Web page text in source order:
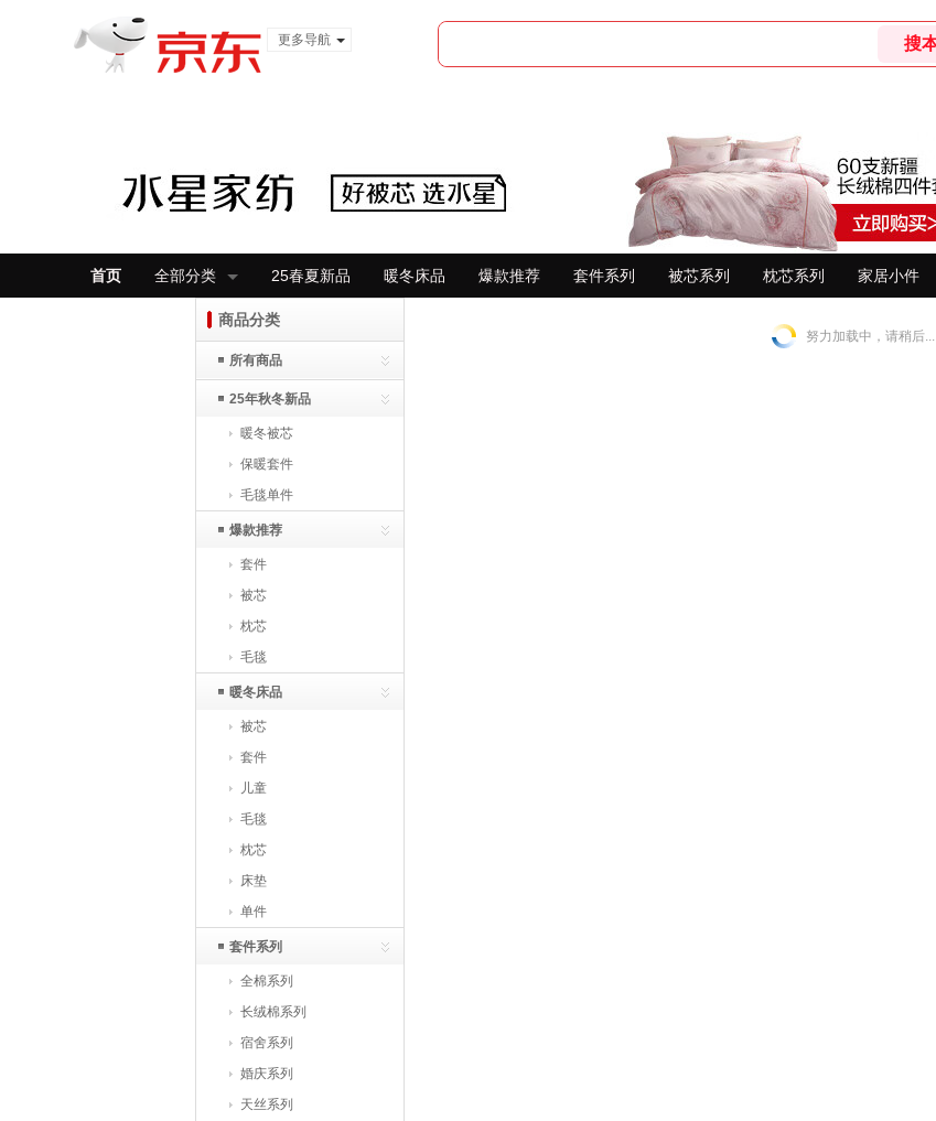
更多导航
首页 全部分类 25春夏新品 暖冬床品 爆款推荐 套件系列 被芯系列 枕芯系列 家居小件
商品分类
所有商品
25年秋冬新品
暖冬被芯
保暖套件
毛毯单件
爆款推荐
套件
被芯
枕芯
毛毯
暖冬床品
被芯
套件
儿童
毛毯
枕芯
床垫
单件
套件系列
全棉系列
长绒棉系列
宿舍系列
婚庆系列
天丝系列
努力加载中，请稍后...